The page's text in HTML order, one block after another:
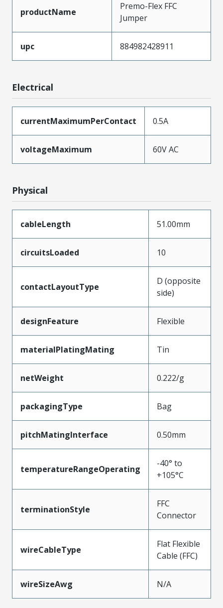
productName
Premo-Flex FFC
Jumper
upc 884982428911
Electrical
currentMaximumPerContact 0.5A
voltageMaximum 60V AC
Physical
cableLength 51.00mm
circuitsLoaded 10
contactLayoutType
D (opposite
side)
designFeature Flexible
materialPlatingMating Tin
netWeight 0.222/g
packagingType Bag
pitchMatingInterface 0.50mm
temperatureRangeOperating
-40° to
+105°C
terminationStyle
FFC
Connector
wireCableType
Flat Flexible
Cable (FFC)
wireSizeAwg N/A